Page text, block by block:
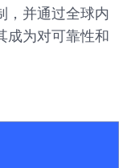
，并通过全球内
成为对可靠性和